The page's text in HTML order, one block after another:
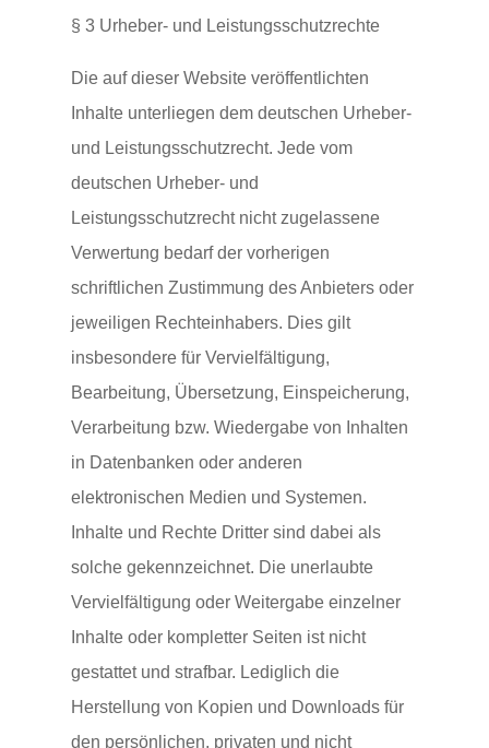
§ 3 Urheber- und Leistungsschutzrechte
Die auf dieser Website veröffentlichten
Inhalte unterliegen dem deutschen Urheber-
und Leistungsschutzrecht. Jede vom
deutschen Urheber- und
Leistungsschutzrecht nicht zugelassene
Verwertung bedarf der vorherigen
schriftlichen Zustimmung des Anbieters oder
jeweiligen Rechteinhabers. Dies gilt
insbesondere für Vervielfältigung,
Bearbeitung, Übersetzung, Einspeicherung,
Verarbeitung bzw. Wiedergabe von Inhalten
in Datenbanken oder anderen
elektronischen Medien und Systemen.
Inhalte und Rechte Dritter sind dabei als
solche gekennzeichnet. Die unerlaubte
Vervielfältigung oder Weitergabe einzelner
Inhalte oder kompletter Seiten ist nicht
gestattet und strafbar. Lediglich die
Herstellung von Kopien und Downloads für
den persönlichen, privaten und nicht